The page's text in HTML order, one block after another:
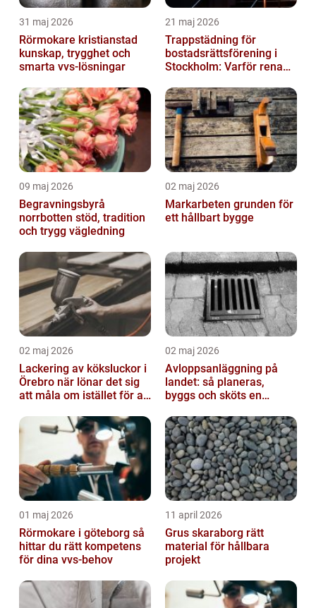
31 maj 2026
Rörmokare kristianstad
kunskap, trygghet och
smarta vvs-lösningar
21 maj 2026
Trappstädning för
bostadsrättsförening i
Stockholm: Varför rena
skillnad än du t...
09 maj 2026
Begravningsbyrå
norrbotten stöd, tradition
och trygg vägledning
02 maj 2026
Markarbeten grunden för
ett hållbart bygge
02 maj 2026
Lackering av köksluckor i
Örebro när lönar det sig
att måla om istället för att
02 maj 2026
Avloppsanläggning på
landet: så planeras,
byggs och sköts en
01 maj 2026
Rörmokare i göteborg så
hittar du rätt kompetens
för dina vvs-behov
11 april 2026
Grus skaraborg rätt
material för hållbara
projekt